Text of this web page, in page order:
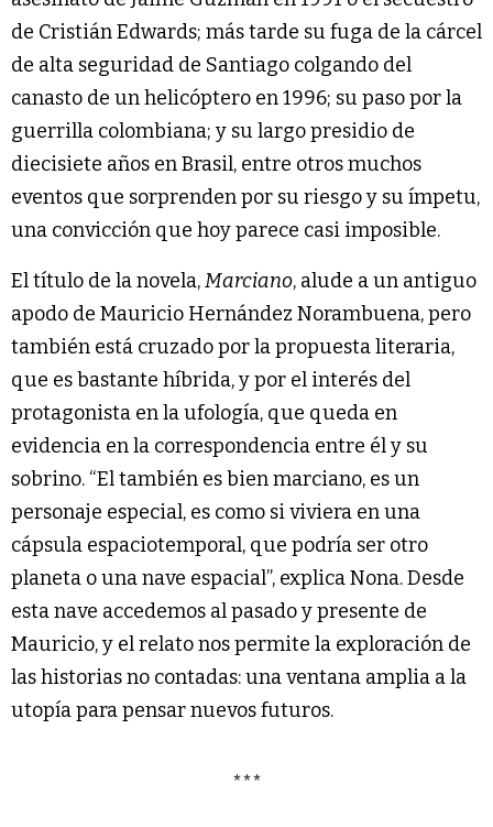
de Cristián Edwards; más tarde su fuga de la cárcel
de alta seguridad de Santiago colgando del
canasto de un helicóptero en 1996; su paso por la
guerrilla colombiana; y su largo presidio de
diecisiete años en Brasil, entre otros muchos
eventos que sorprenden por su riesgo y su ímpetu,
una convicción que hoy parece casi imposible.
El título de la novela,Marciano, alude a un antiguo
apodo de Mauricio Hernández Norambuena, pero
también está cruzado por la propuesta literaria,
que es bastante híbrida, y por el interés del
protagonista en la ufología, que queda en
evidencia en la correspondencia entre él y su
sobrino. “El también es bien marciano, es un
personaje especial, es como si viviera en una
cápsula espaciotemporal, que podría ser otro
planeta o una nave espacial”, explica Nona. Desde
esta nave accedemos al pasado y presente de
Mauricio, y el relato nos permite la exploración de
las historias no contadas: una ventana amplia a la
utopía para pensar nuevos futuros.
***